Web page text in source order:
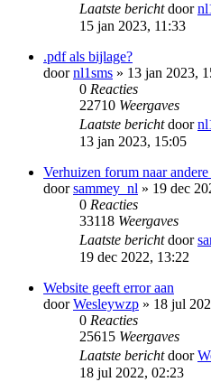
Laatste berichtdoor
15 jan 2023, 11:33
.pdf als bijlage?
doornl1sms » 13 jan 2023,
0 Reacties
22710 Weergaves
Laatste berichtdoor
13 jan 2023, 15:05
Verhuizen forum naar andere
doorsammey_nl » 19 dec
0 Reacties
33118 Weergaves
Laatste berichtdoor
19 dec 2022, 13:22
Website geeft error aan
doorWesleywzp » 18 jul
0 Reacties
25615 Weergaves
Laatste berichtdoor
18 jul 2022, 02:23